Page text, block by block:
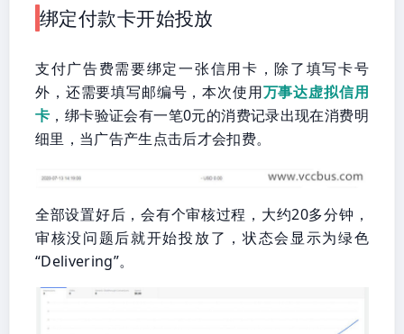
绑定付款卡开始投放
支付广告费需要绑定一张信用卡，除了填写卡号
外，还需要填写邮编号，本次使用万事达虚拟信用
卡 ，绑卡验证会有一笔0元的消费记录出现在消费明
细里，当广告产生点击后才会扣费。
全部设置好后，会有个审核过程，大约20多分钟，
审核没问题后就开始投放了，状态会显示为绿色
“Delivering”。